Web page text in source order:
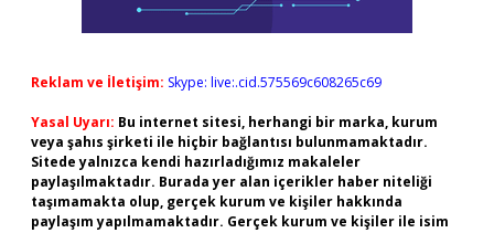
Reklam ve İletişim: Skype: live:.cid.575569c608265c69
Yasal Uyarı: Bu internet sitesi, herhangi bir marka, kurum
veya şahıs şirketi ile hiçbir bağlantısı bulunmamaktadır.
Sitede yalnızca kendi hazırladığımız makaleler
paylaşılmaktadır. Burada yer alan içerikler haber niteliği
taşımamakta olup, gerçek kurum ve kişiler hakkında
paylaşım yapılmamaktadır. Gerçek kurum ve kişiler ile isim